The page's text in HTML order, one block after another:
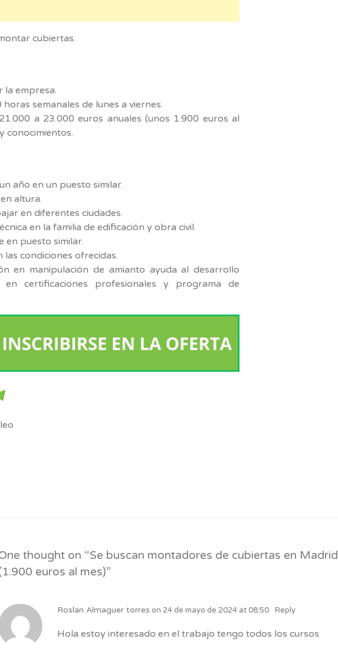
cubiertas.
la empresa.
semanales de lunes a viernes.
a 23.000 euros anuales (unos 1.900 euros al
conocimientos.
año en un puesto similar.
altura.
en diferentes ciudades.
en la familia de edificación y obra civil.
en puesto similar.
condiciones ofrecidas.
en manipulación de amianto ayuda al desarrollo
en certificaciones profesionales y programa de
thought on “Se buscan montadores de cubiertas en Madrid
euros al mes)”
Roslan Almaguer torres on 24 de mayo de 2024 at 08:50 Reply
Hola estoy interesado en el trabajo tengo todos los cursos